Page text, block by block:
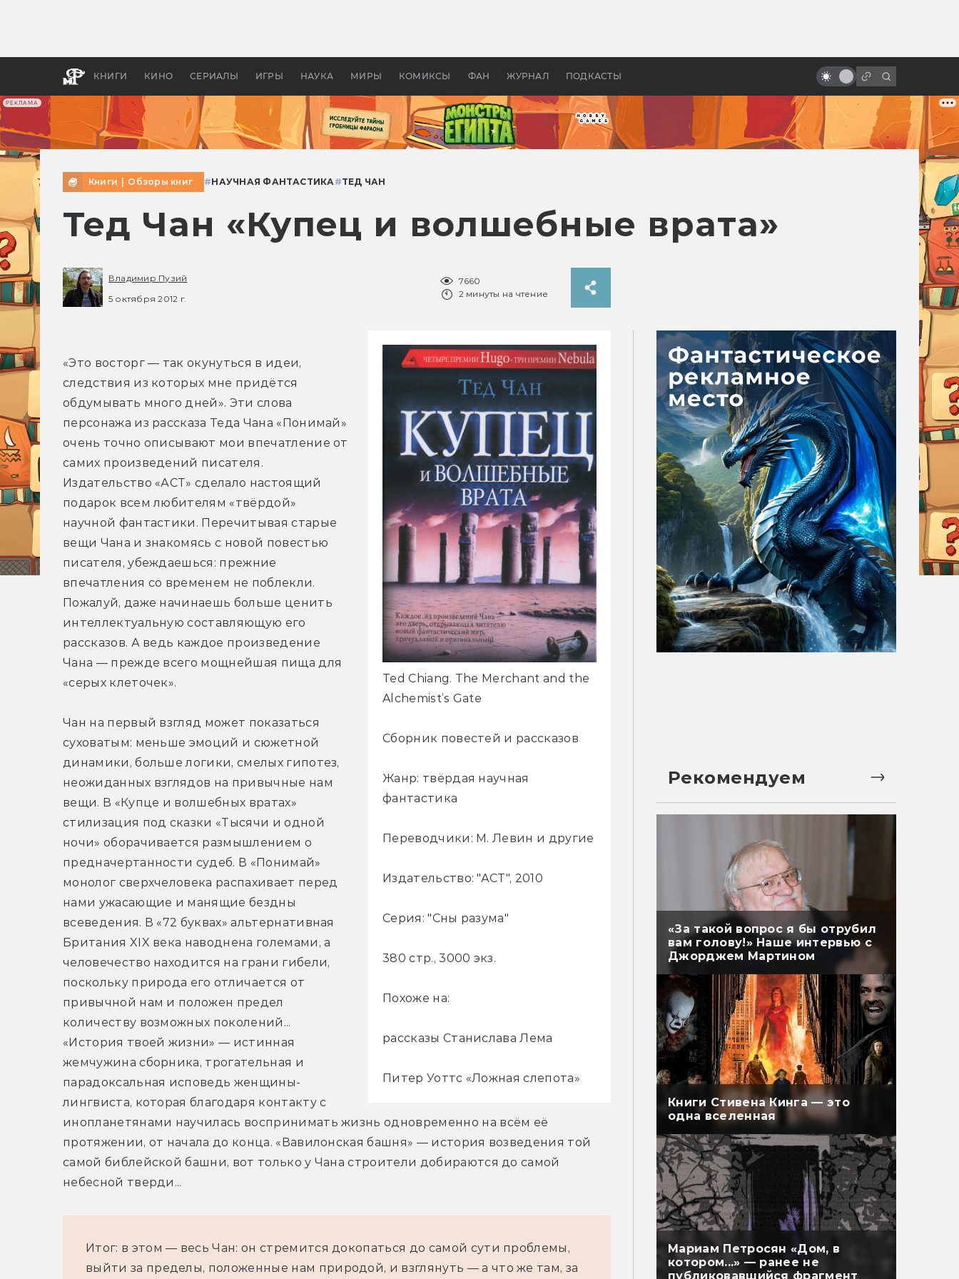
РЕКЛАМА
КНИГИ КИНО СЕРИАЛЫ ИГРЫ НАУКА МИРЫ КОМИКСЫ ФАН ЖУРНАЛ ПОДКАСТЫ
бы «Властелина колец»
Древней Грецией
ли он проверку временем?
Книги Обзоры книг #НАУЧНАЯ ФАНТАСТИКА#ТЕД ЧАН
Тед Чан «Купец и волшебные врата»
Владимир Пузий
5 октября 2012 г.
7660
2 минуты на чтение
Ted Chiang. The Merchant and the
Alchemist’s Gate
Сборник повестей и рассказов
Жанр: твёрдая научная
фантастика
Переводчики: М. Левин и другие
Издательство: "АСТ", 2010
Серия: "Сны разума"
380 стр., 3000 экз.
Похоже на:
рассказы Станислава Лема
Питер Уоттс «Ложная слепота»
«Это восторг — так окунуться в идеи,
следствия из которых мне придётся
обдумывать много дней». Эти слова
персонажа из рассказа Теда Чана «Понимай»
очень точно описывают мои впечатление от
самих произведений писателя.
Издательство «АСТ» сделало настоящий
подарок всем любителям «твёрдой»
научной фантастики. Перечитывая старые
вещи Чана и знакомясь с новой повестью
писателя, убеждаешься: прежние
впечатления со временем не поблекли.
Пожалуй, даже начинаешь больше ценить
интеллектуальную составляющую его
рассказов. А ведь каждое произведение
Чана — прежде всего мощнейшая пища для
«серых клеточек».
Чан на первый взгляд может показаться
суховатым: меньше эмоций и сюжетной
динамики, больше логики, смелых гипотез,
неожиданных взглядов на привычные нам
вещи. В «Купце и волшебных вратах»
стилизация под сказки «Тысячи и одной
ночи» оборачивается размышлением о
предначертанности судеб. В «Понимай»
монолог сверхчеловека распахивает перед
нами ужасающие и манящие бездны
всеведения. В «72 буквах» альтернативная
Британия XIX века наводнена големами, а
человечество находится на грани гибели,
поскольку природа его отличается от
привычной нам и положен предел
количеству возможных поколений...
«История твоей жизни» — истинная
жемчужина сборника, трогательная и
парадоксальная исповедь женщины-
лингвиста, которая благодаря контакту с
инопланетянами научилась воспринимать жизнь одновременно на всём её
протяжении, от начала до конца. «Вавилонская башня» — история возведения той
самой библейской башни, вот только у Чана строители добираются до самой
небесной тверди...
Итог: в этом — весь Чан: он стремится докопаться до самой сути проблемы,
выйти за пределы, положенные нам природой, и взглянуть — а что же там, за
Рекомендуем
«За такой вопрос я бы отрубил
вам голову!» Наше интервью с
Джорджем Мартином
Книги Стивена Кинга — это
одна вселенная
Мариам Петросян «Дом, в
котором...» — ранее не
публиковавшийся фрагмент